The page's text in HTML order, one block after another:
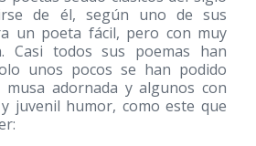
de él, según uno de sus
un poeta fácil, pero con muy
Casi todos sus poemas han
unos pocos se han podido
musa adornada y algunos con
juvenil humor, como este que